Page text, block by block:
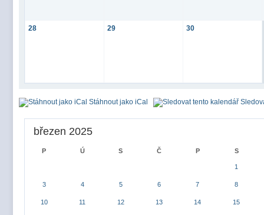
28 29 30
Stáhnout jako iCal
březen 2025
P Ú S Č P S
1
3 4 5 6 7 8
10 11 12 13 14 15